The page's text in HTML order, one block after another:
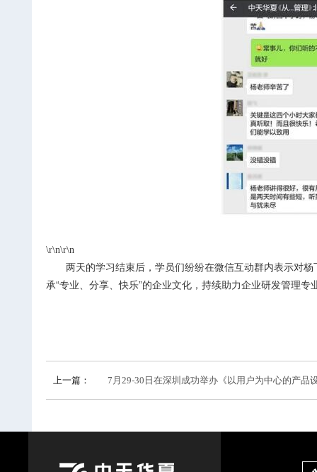
\r\n\r\n
两天的学习结束后，学员们纷纷在微信互动群内表示对
承“专业、分享、快乐”的企业文化，持续助力企业研发管理专
上一篇： 7月29-30日在深圳成功举办《以用户为中心的产品